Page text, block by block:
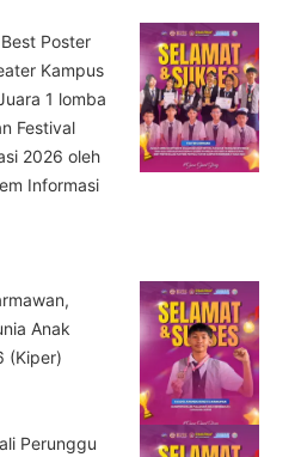
Poster
Kampus
1 lomba
Festival
2026 oleh
Informasi
Anak
(Kiper)
Perunggu